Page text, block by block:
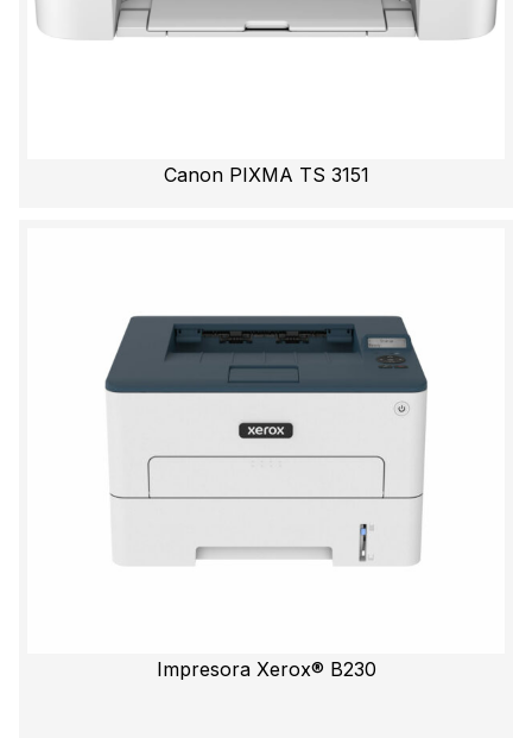
Canon PIXMA TS 3151
Impresora Xerox® B230